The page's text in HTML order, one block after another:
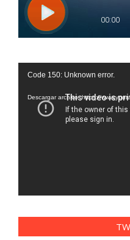
Reproductor
vídeo
Code 150: Unknown error.
Descargar archivo: https://